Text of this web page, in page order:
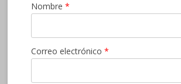
Nombre *
Correo electrónico *